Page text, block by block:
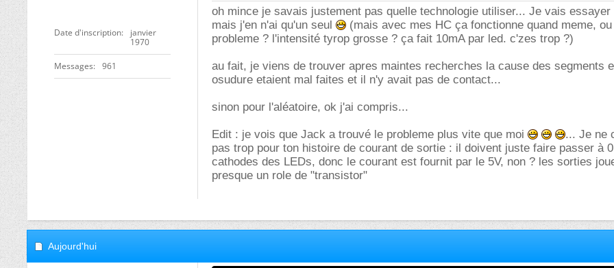
Date d'inscription
janvier
1970
Messages 961
oh mince je savais justement pas quelle technologie utiliser... Je vais essayer
mais j'en n'ai qu'un seul
(mais avec mes HC ça fonctionne quand meme,
probleme ? l'intensité tyrop grosse ? ça fait 10mA par led. c'zes trop ?)
au fait, je viens de trouver apres maintes recherches la cause des segments
osudure etaient mal faites et il n'y avait pas de contact...
sinon pour l'aléatoire, ok j'ai compris...
Edit : je vois que Jack a trouvé le probleme plus vite que moi
... Je ne
pas trop pour ton histoire de courant de sortie : il doivent juste faire passer à
cathodes des LEDs, donc le courant est fournit par le 5V, non ? les sorties
presque un role de "transistor"
Aujourd'hui